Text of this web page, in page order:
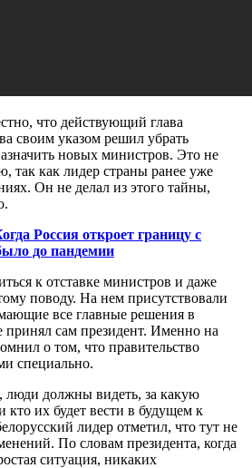
что действующий глава
своим указом решил убрать
новых министров. Это не
так как лидер страны ранее уже
Он не делал из этого тайны,
Россия откроет границу с
до пандемии
к отставке министров и даже
поводу. На нем присутствовали
все главные решения в
принял сам президент. Именно на
о том, что правительство
специально.
должны видеть, за какую
кто их будет вести в будущем к
лидер отметил, что тут не
По словам президента, когда
ситуация, никаких